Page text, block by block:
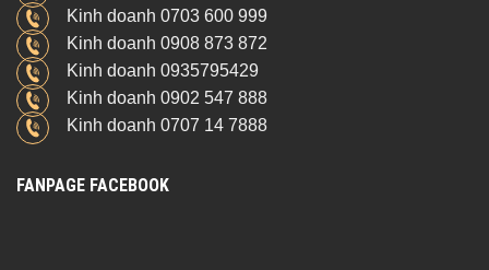
Kinh doanh 0703 600 999
Kinh doanh 0908 873 872
Kinh doanh 0935795429
Kinh doanh 0902 547 888
Kinh doanh 0707 14 7888
FANPAGE FACEBOOK